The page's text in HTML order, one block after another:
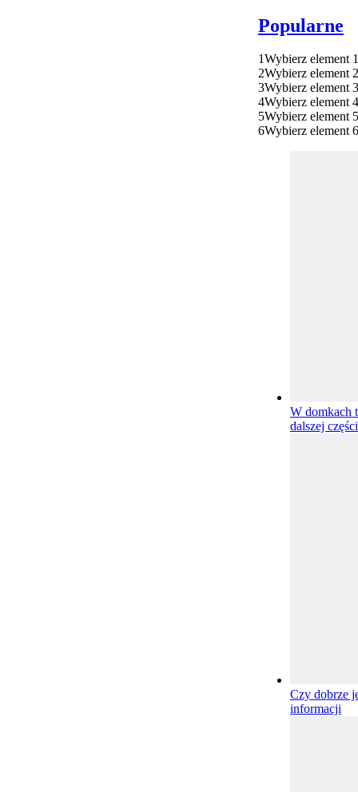
Popularne
1Wybierz element 1
2Wybierz element 2
3Wybierz element 3
4Wybierz element 4
5Wybierz element 5
6Wybierz element 6
W domkach
dalszej
Czy dobrze
informacji